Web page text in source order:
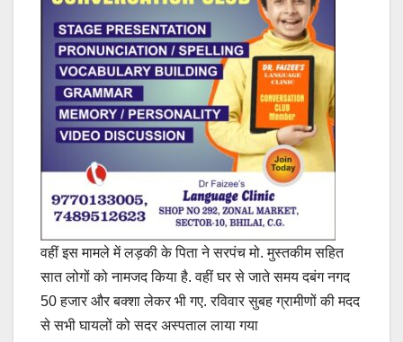
वहीं इस मामले में लड़की के पिता ने सरपंच मो. मुस्तकीम सहित
सात लोगों को नामजद किया है. वहीं घर से जाते समय दबंग नगद
50 हजार और बक्शा लेकर भी गए. रविवार सुबह ग्रामीणों की मदद
से सभी घायलों को सदर अस्पताल लाया गया